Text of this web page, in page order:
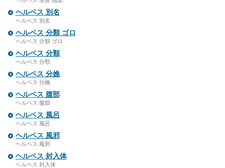
ヘルペス 別名
ヘルペス 別名
ヘルペス 分類 ゴロ
ヘルペス 分類 ゴロ
ヘルペス 分類
ヘルペス 分類
ヘルペス 分娩
ヘルペス 分娩
ヘルペス 腹部
ヘルペス 腹部
ヘルペス 風呂
ヘルペス 風呂
ヘルペス 風邪
ヘルペス 風邪
ヘルペス 封入体
ヘルペス 封入体